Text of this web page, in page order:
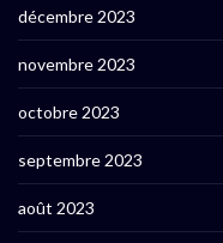
décembre 2023
novembre 2023
octobre 2023
septembre 2023
août 2023